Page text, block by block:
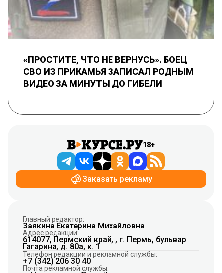
«ПРОСТИТЕ, ЧТО НЕ ВЕРНУСЬ». БОЕЦ
СВО ИЗ ПРИКАМЬЯ ЗАПИСАЛ РОДНЫМ
ВИДЕО ЗА МИНУТЫ ДО ГИБЕЛИ
18+
Заказать рекламу
Главный редактор:
Заякина Екатерина Михайловна
Адрес редакции:
614077, Пермский край, , г. Пермь, бульвар
Гагарина, д. 80а, к. 1
Телефон редакции и рекламной службы:
+7 (342) 206 30 40
Почта рекламной службы: